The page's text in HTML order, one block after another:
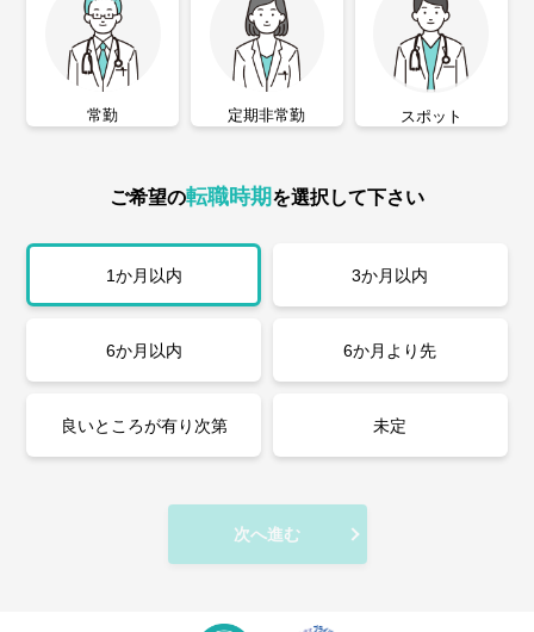
常勤 定期非常勤 スポット
ご希望の転職時期を選択して下さい
1か月以内 3か月以内
6か月以内 6か月より先
良いところが有り次第 未定
次へ進む